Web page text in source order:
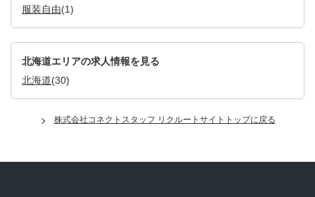
服装自由(1)
北海道エリアの求人情報を見る
北海道(30)
株式会社コネクトスタッフ リクルートサイトトップに戻る